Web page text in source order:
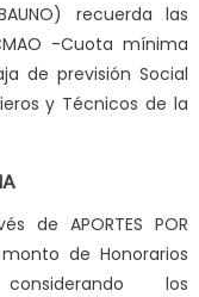
recuerda las
-Cuota mínima
de previsión Social
y Técnicos de la
deAPORTES POR
de Honorarios
los